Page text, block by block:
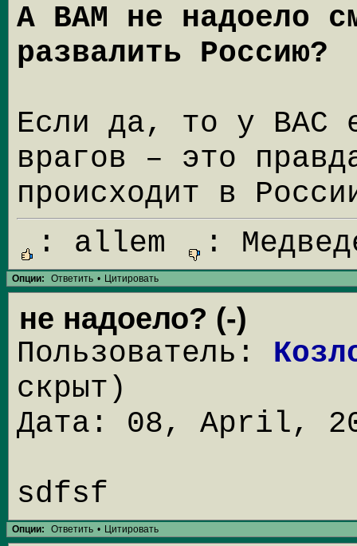
А ВАМ не надоело
развалить Россию?
Если да, то у ВАС
врагов – это
происходит в
: allem
:
Опции: Ответить • Цитировать
не надоело? (-)
Пользователь:
скрыт)
Дата: 08, April,
sdfsf
Опции: Ответить • Цитировать